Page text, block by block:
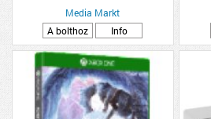
Media Markt
A bolthoz
Info